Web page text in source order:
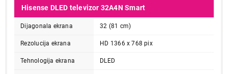
Hisense DLED televizor 32A4N Smart
Dijagonala ekrana 32 (81 cm)
Rezolucija ekrana HD 1366 x 768 pix
Tehnologija ekrana DLED